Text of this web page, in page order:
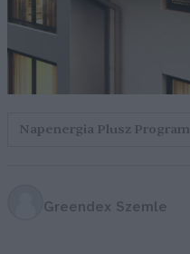
Napenergia Plusz Program
Greendex Szemle